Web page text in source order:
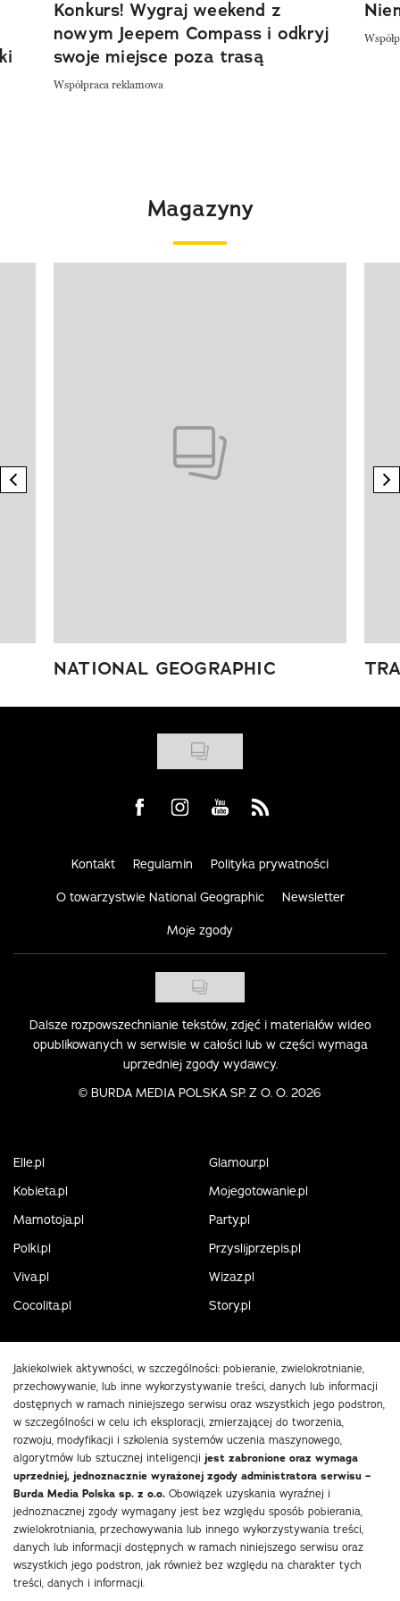
Konkurs! Wygraj weekend z
nowym Jeepem Compass i odkryj
swoje miejsce poza trasą
Współpraca reklamowa
Magazyny
previous element
NATIONAL GEOGRAPHIC
Visit us on Facebook
Visit us on Instagram
Visit us on Youtube
Visit us on Rss
Kontakt Regulamin Polityka prywatności
O towarzystwie National Geographic Newsletter
Moje zgody
Dalsze rozpowszechnianie tekstów, zdjęć i materiałów wideo
opublikowanych w serwisie w całości lub w części wymaga
uprzedniej zgody wydawcy.
© BURDA MEDIA POLSKA SP. Z O. O. 2026
Elle.pl
Glamour.pl
Kobieta.pl
Mojegotowanie.pl
Mamotoja.pl
Party.pl
Polki.pl
Przyslijprzepis.pl
Viva.pl
Wizaz.pl
Cocolita.pl
Story.pl
Jakiekolwiek aktywności, w szczególności: pobieranie, zwielokrotnianie,
przechowywanie, lub inne wykorzystywanie treści, danych lub informacji
dostępnych w ramach niniejszego serwisu oraz wszystkich jego podstron,
w szczególności w celu ich eksploracji, zmierzającej do tworzenia,
rozwoju, modyfikacji i szkolenia systemów uczenia maszynowego,
algorytmów lub sztucznej inteligencji jest zabronione oraz wymaga
uprzedniej, jednoznacznie wyrażonej zgody administratora serwisu –
Burda Media Polska sp. z o.o. Obowiązek uzyskania wyraźnej i
jednoznacznej zgody wymagany jest bez względu sposób pobierania,
zwielokrotniania, przechowywania lub innego wykorzystywania treści,
danych lub informacji dostępnych w ramach niniejszego serwisu oraz
wszystkich jego podstron, jak również bez względu na charakter tych
treści, danych i informacji.